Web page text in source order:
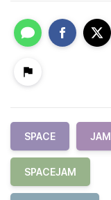
SPACE JAM
SPACEJAM